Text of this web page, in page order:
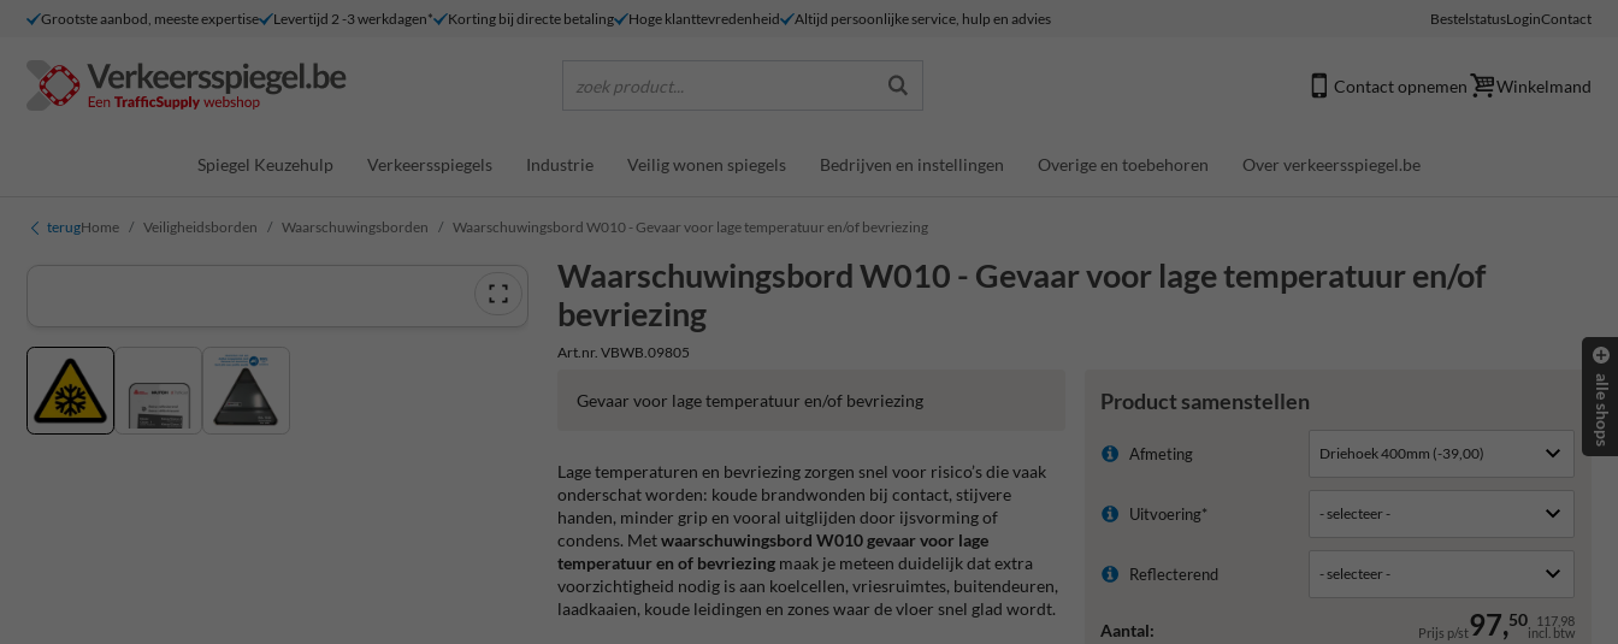
Grootste aanbod, meeste expertise Levertijd 2 -3 werkdagen* Korting bij directe betaling Hoge klanttevredenheid Altijd persoonlijke service, hulp en advies BestelstatusLoginContact
zoek product... Contact opnemen Winkelmand
Spiegel Keuzehulp Verkeersspiegels Industrie Veilig wonen spiegels Bedrijven en instellingen Overige en toebehoren Over verkeersspiegel.be
terugHome Veiligheidsborden Waarschuwingsborden Waarschuwingsbord W010 - Gevaar voor lage temperatuur en/of bevriezing
Waarschuwingsbord W010 - Gevaar voor lage temperatuur en/of
bevriezing
Art.nr. VBWB.09805
Product samenstellen
Afmeting
Uitvoering*
Reflecterend
Aantal: Prijs p/st97,50 117,98
incl. btw
Gevaar voor lage temperatuur en/of bevriezing
Lage temperaturen en bevriezing zorgen snel voor risico’s die vaak
onderschat worden: koude brandwonden bij contact, stijvere
handen, minder grip en vooral uitglijden door ijsvorming of
condens. Metwaarschuwingsbord W010 gevaar voor lage
temperatuur en of bevriezing maak je meteen duidelijk dat extra
voorzichtigheid nodig is aan koelcellen, vriesruimtes, buitendeuren,
laadkaaien, koude leidingen en zones waar de vloer snel glad wordt.
alle shops